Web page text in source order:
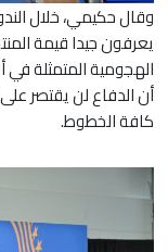
​وقال حكيمي، خلال
يعرفون جيدا قيمة
الهجومية المتمثلة
أن الدفاع لن يقتصر
كافة الخطوط.